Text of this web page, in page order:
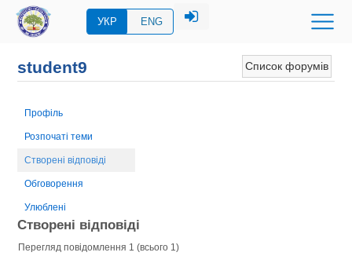
УКР ENG
Список форумів
student9
Профіль
Розпочаті теми
Створені відповіді
Обговорення
Улюблені
Створені відповіді
Перегляд повідомлення 1 (всього 1)